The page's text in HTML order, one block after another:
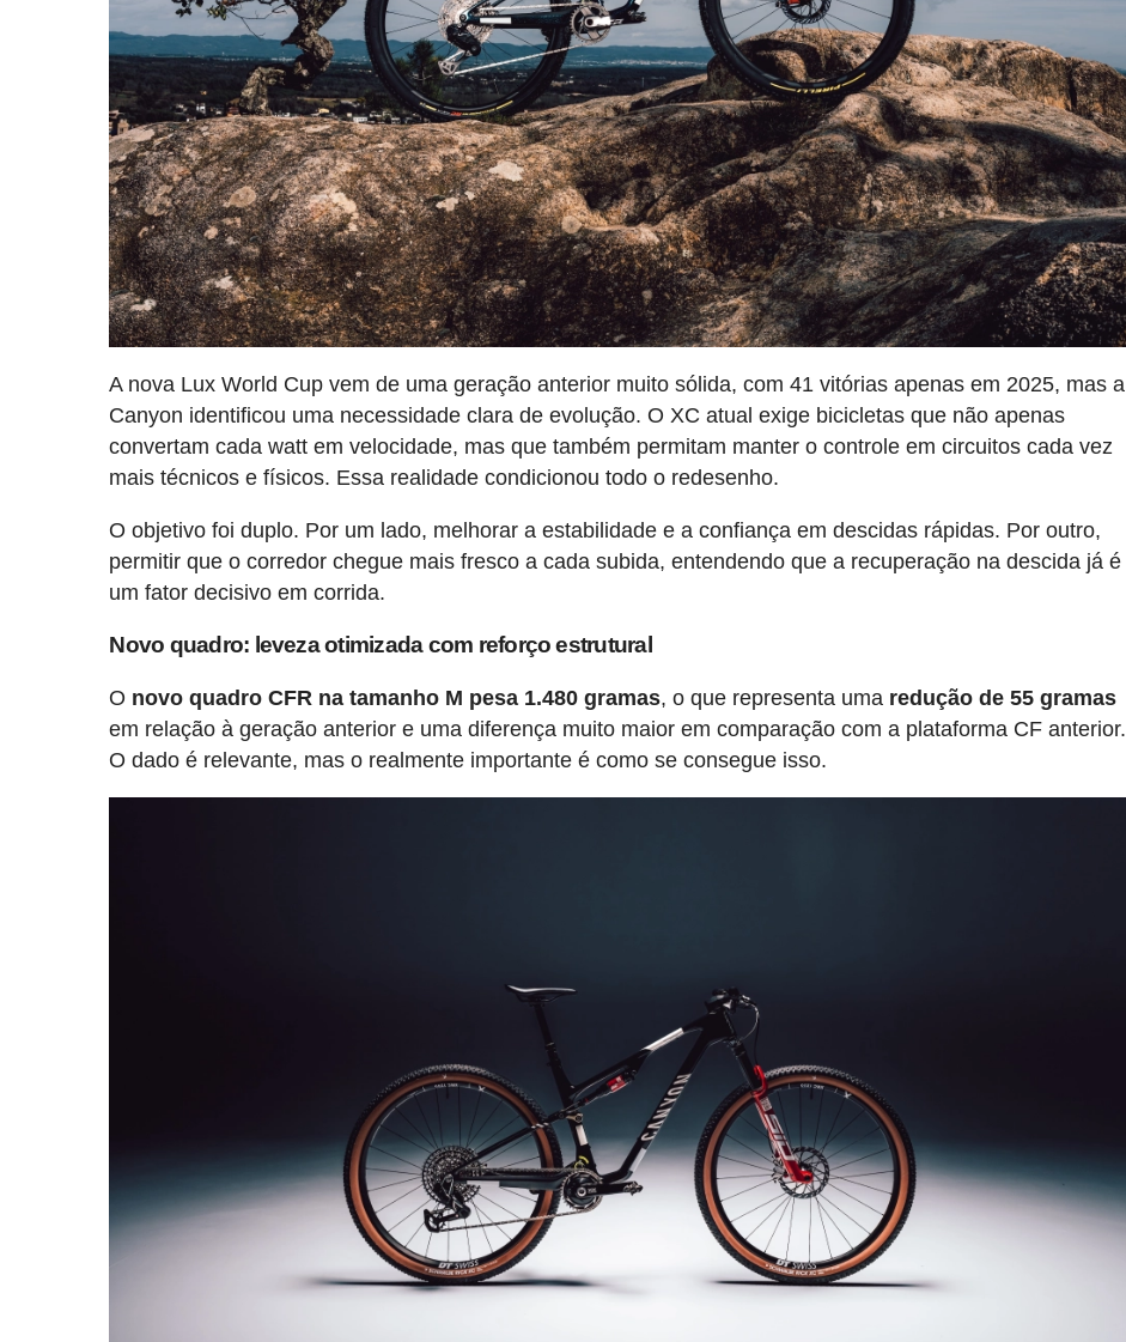
A nova Lux World Cup vem de uma geração anterior muito sólida, com 41 vitórias apenas em 2025, mas a
Canyon identificou uma necessidade clara de evolução. O XC atual exige bicicletas que não apenas
convertam cada watt em velocidade, mas que também permitam manter o controle em circuitos cada vez
mais técnicos e físicos. Essa realidade condicionou todo o redesenho.
O objetivo foi duplo. Por um lado, melhorar a estabilidade e a confiança em descidas rápidas. Por outro,
permitir que o corredor chegue mais fresco a cada subida, entendendo que a recuperação na descida já é
um fator decisivo em corrida.
Novo quadro: leveza otimizada com reforço estrutural
O novo quadro CFR na tamanho M pesa 1.480 gramas, o que representa uma redução de 55 gramas
em relação à geração anterior e uma diferença muito maior em comparação com a plataforma CF anterior.
O dado é relevante, mas o realmente importante é como se consegue isso.